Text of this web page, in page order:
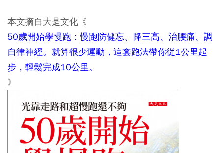
本文摘自大是文化《
50歲開始學慢跑：慢跑防健忘、降三高、治腰痛、調
自律神經。就算很少運動，這套跑法帶你從1公里起
步，輕鬆完成10公里。
》